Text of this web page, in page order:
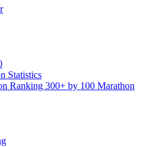
Statistics
Ranking 300+ by 100 Marathon